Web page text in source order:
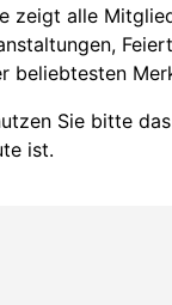
zeigt alle
beliebtesten
Sie bitte das
ist.